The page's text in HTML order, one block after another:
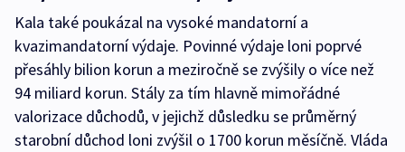
Kala také poukázal na vysoké mandatorní a
kvazimandatorní výdaje. Povinné výdaje loni poprvé
přesáhly bilion korun a meziročně se zvýšily o více než
94 miliard korun. Stály za tím hlavně mimořádné
valorizace důchodů, v jejichž důsledku se průměrný
starobní důchod loni zvýšil o 1700 korun měsíčně. Vláda